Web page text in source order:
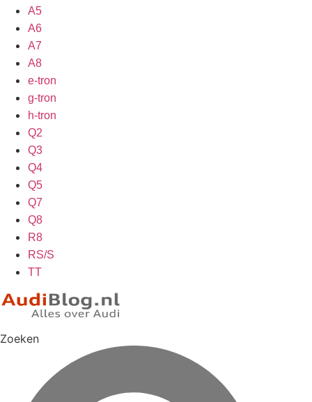
A5
A6
A7
A8
e-tron
g-tron
h-tron
Q2
Q3
Q4
Q5
Q7
Q8
R8
RS/S
TT
Zoeken